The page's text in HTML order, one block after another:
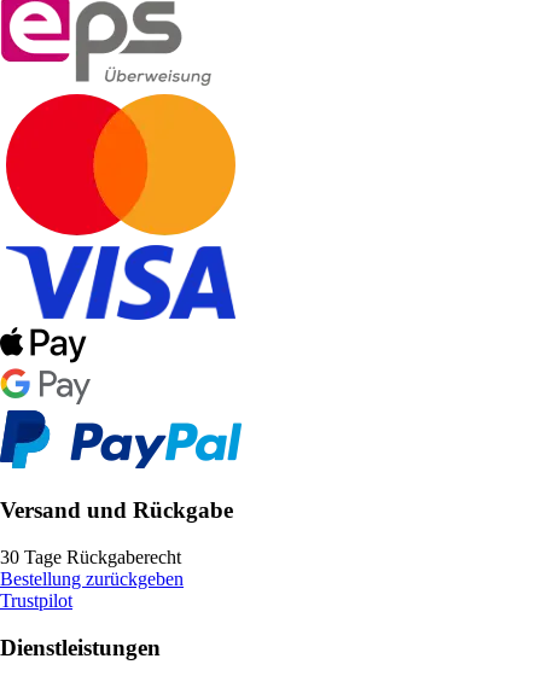
Versand und Rückgabe
30 Tage Rückgaberecht
Bestellung zurückgeben
Trustpilot
Dienstleistungen